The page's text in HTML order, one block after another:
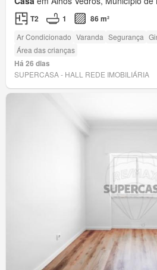
T2 1 86 m²
Ar Condicionado Varanda Segurança
Área das crianças
Há 26 dias
SUPERCASA - HALL REDE IMOBILIÁRIA